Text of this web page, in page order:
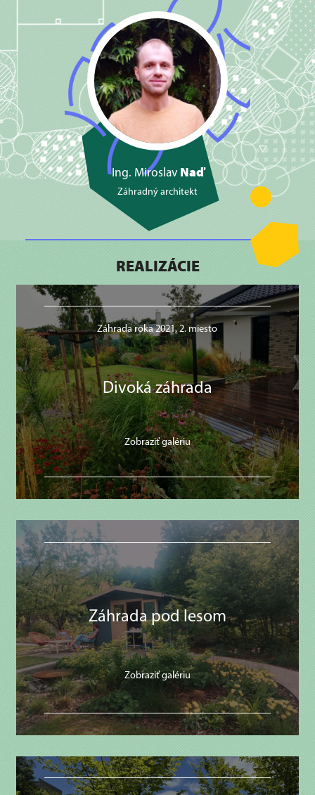
Ing. Miroslav Naď
Záhradný architekt
REALIZÁCIE
Záhrada roka 2021, 2. miesto
Divoká záhrada
Zobraziť galériu
Záhrada pod lesom
Zobraziť galériu